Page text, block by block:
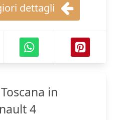
dettagli
in
4